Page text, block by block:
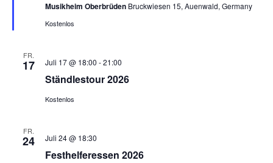
Musikheim Oberbrüden Bruckwiesen 15, Auenwald, Germany
Kostenlos
FR.
17
Ständlestour 2026
Juli 17 @ 18:00 -21:00
Kostenlos
FR.
24
Festhelferessen 2026
Juli 24 @ 18:30